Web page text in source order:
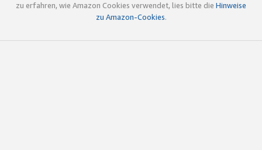
zu erfahren, wie Amazon Cookies verwendet, lies bitte die Hinweise
zu Amazon-Cookies.